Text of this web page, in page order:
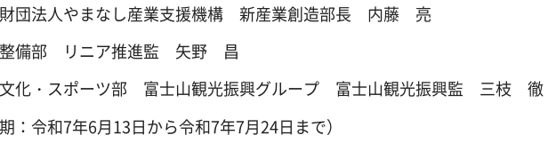
団法人やまなし産業支援機構 新産業創造部長 内藤 亮
整備部 リニア推進監 矢野 昌
化・スポーツ部 富士山観光振興グループ 富士山観光振興監 三枝 徹
期：令和7年6月13日から令和7年7月24日まで）